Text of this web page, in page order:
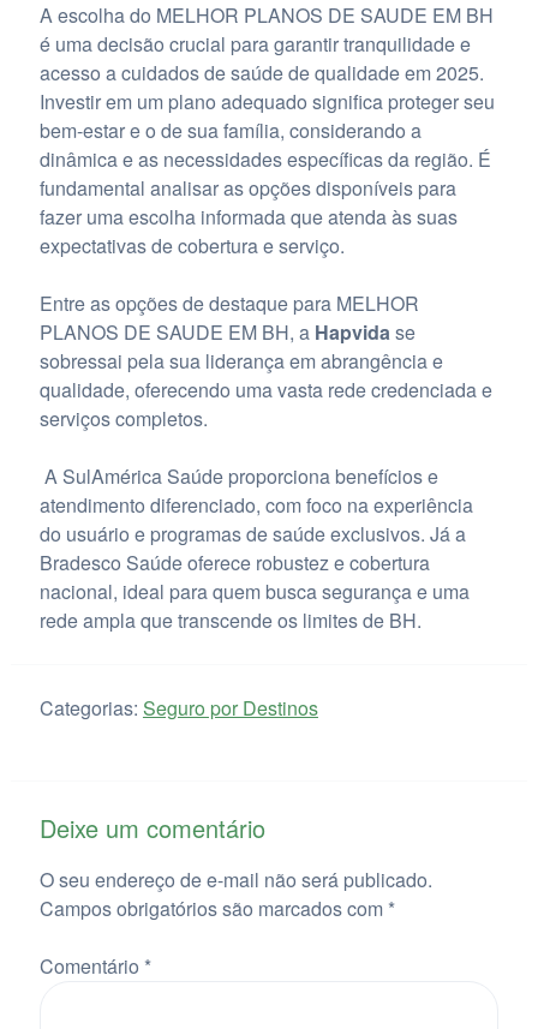
A escolha do MELHOR PLANOS DE SAUDE EM BH
é uma decisão crucial para garantir tranquilidade e
acesso a cuidados de saúde de qualidade em 2025.
Investir em um plano adequado significa proteger seu
bem-estar e o de sua família, considerando a
dinâmica e as necessidades específicas da região. É
fundamental analisar as opções disponíveis para
fazer uma escolha informada que atenda às suas
expectativas de cobertura e serviço.
Entre as opções de destaque para MELHOR
PLANOS DE SAUDE EM BH, a Hapvidase
sobressai pela sua liderança em abrangência e
qualidade, oferecendo uma vasta rede credenciada e
serviços completos.
A SulAmérica Saúde proporciona benefícios e
atendimento diferenciado, com foco na experiência
do usuário e programas de saúde exclusivos. Já a
Bradesco Saúde oferece robustez e cobertura
nacional, ideal para quem busca segurança e uma
rede ampla que transcende os limites de BH.
Categorias: Seguro por Destinos
Deixe um comentário
O seu endereço de e-mail não será publicado.
Campos obrigatórios são marcados com *
Comentário *